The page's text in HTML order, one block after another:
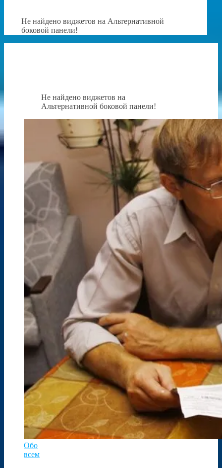
Не найдено виджетов на Альтернативной
боковой панели!
Не найдено виджетов на
Альтернативной боковой панели!
Обо
всем